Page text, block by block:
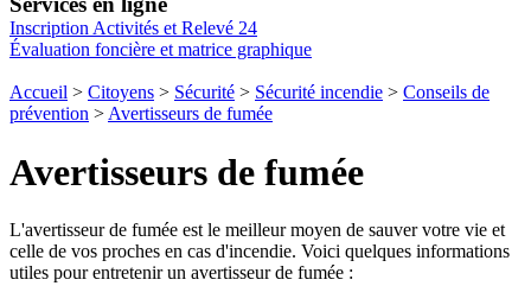
Inscription Activités et Relevé 24
Évaluation foncière et matrice graphique
Accueil > Citoyens > Sécurité > Sécurité incendie > Conseils de
prévention > Avertisseurs de fumée
Avertisseurs de fumée
L'avertisseur de fumée est le meilleur moyen de sauver votre vie et
celle de vos proches en cas d'incendie. Voici quelques informations
utiles pour entretenir un avertisseur de fumée :